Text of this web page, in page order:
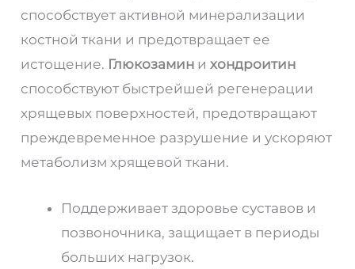
способствует активной минерализации
костной ткани и предотвращает ее
истощение. Глюкозамин ихондроитин
способствуют быстрейшей регенерации
хрящевых поверхностей, предотвращают
преждевременное разрушение и ускоряют
метаболизм хрящевой ткани.
Поддерживает здоровье суставов и
позвоночника, защищает в периоды
больших нагрузок.